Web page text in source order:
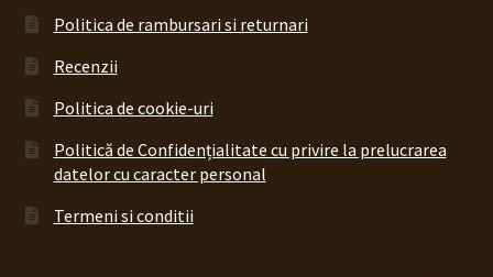
Politica de rambursari si returnari
Recenzii
Politica de cookie-uri
Politică de Confidențialitate cu privire la prelucrarea
datelor cu caracter personal
Termeni si conditii